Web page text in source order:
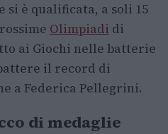
si è qualificata, a soli 15
Olimpiadi di
ai Giochi nelle batterie
il record di
a Federica Pellegrini.
di medaglie